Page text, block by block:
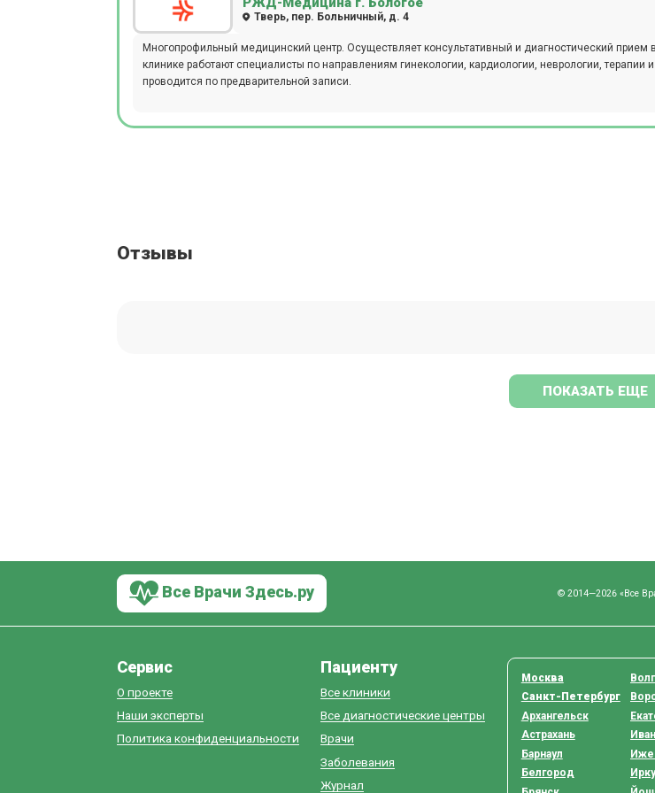
Тверь, пер. Больничный, д. 4
Многопрофильный медицинский центр. Осуществляет консультативный и диагностический прием
клинике работают специалисты по направлениям гинекологии, кардиологии, неврологии, терапии
проводится по предварительной записи.
Отзывы
ПОКАЗАТЬ ЕЩЕ
Все Врачи Здесь.ру © 2014—2026 «Все
Сервис
О проекте
Наши эксперты
Политика конфиденциальности
Пациенту
Все клиники
Все диагностические центры
Врачи
Заболевания
Журнал
Москва
Санкт-Петербург
Архангельск
Астрахань
Барнаул
Белгород